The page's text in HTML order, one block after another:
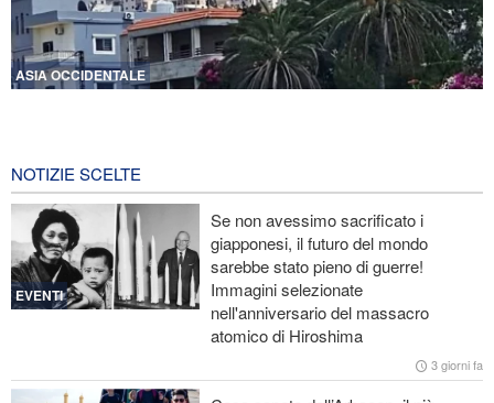
ASIA OCCIDENTALE
Portavoce dell’Esercito iraniano: L’ordine iraniano nello Stretto di
Hormuz è irreversibile
Ex segretaria di Stato Usa: La Casa Bianca di Trump ricorda i
palazzi di Saddam ai tempi della sua caduta
CNN rivela: Capo degli Stati maggiori Usa cerca una via d’uscita
Le Guardie della Rivoluzione: L’ammissione dei media stranieri
NOTIZIE SCELTE
EVENTI
Se non avessimo sacrificato i
giapponesi, il futuro del mondo
sarebbe stato pieno di guerre!
Immagini selezionate
nell'anniversario del massacro
atomico di Hiroshima
3 giorni fa